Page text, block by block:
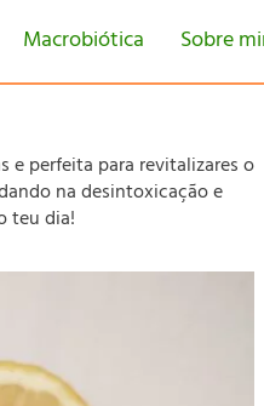
Macrobiótica Sobre
e perfeita para revitalizares o
na desintoxicação e
teu dia!